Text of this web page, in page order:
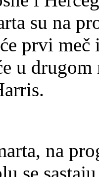
su na
prvi
u
na
se